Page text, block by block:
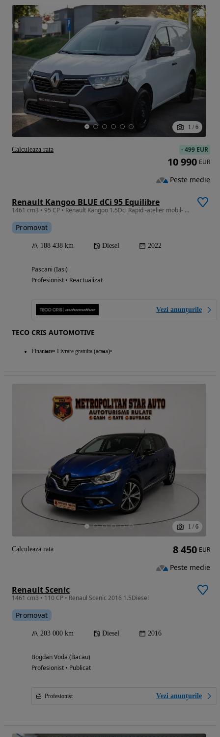
1 / 6
Renault Kangoo BLUE dCi 95 Equilibre
1461 cm3 • 95 CP • Renault Kangoo 1.5Dci Rapid -atelier mobil- raft- TVA INCLUS
Promovat
188 438 km Diesel 2022
Pascani (Iasi)
Profesionist • Reactualizat
Vezi anunțurile
TECO CRIS AUTOMOTIVE
Finantare Livrare gratuita (acasa)
-499 EUR
10 990 EUR
Peste medie
Calculeaza rata
1 / 6
Renault Scenic
1461 cm3 • 110 CP • Renaul Scenic 2016 1.5Diesel
Promovat
203 000 km Diesel 2016
Bogdan Voda (Bacau)
Profesionist • Publicat
Profesionist Vezi anunțurile
8 450 EUR
Peste medie
Calculeaza rata